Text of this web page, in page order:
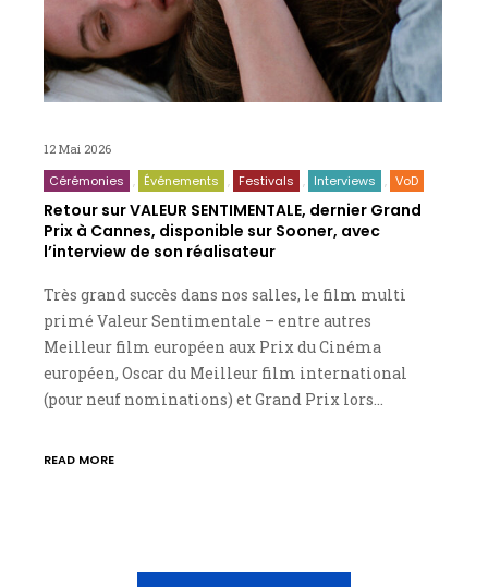
12 Mai 2026
Cérémonies Événements Festivals Interviews VoD
Retour sur VALEUR SENTIMENTALE, dernier Grand
Prix à Cannes, disponible sur Sooner, avec
l’interview de son réalisateur
Très grand succès dans nos salles, le film multi
primé Valeur Sentimentale – entre autres
Meilleur film européen aux Prix du Cinéma
européen, Oscar du Meilleur film international
(pour neuf nominations) et Grand Prix lors…
READ MORE